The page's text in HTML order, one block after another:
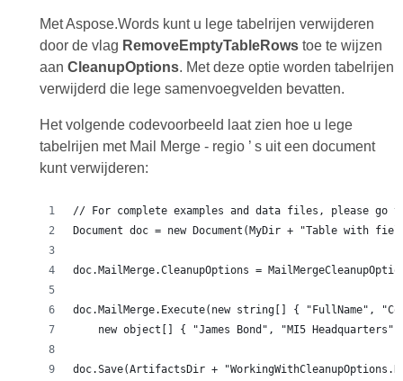
Met Aspose.Words kunt u lege tabelrijen verwijderen
door de vlag RemoveEmptyTableRowstoe te wijzen
aan CleanupOptions. Met deze optie worden tabelrijen
verwijderd die lege samenvoegvelden bevatten.
Het volgende codevoorbeeld laat zien hoe u lege
tabelrijen met Mail Merge - regio ’ s uit een document
kunt verwijderen:
doc.Save(ArtifactsDir +